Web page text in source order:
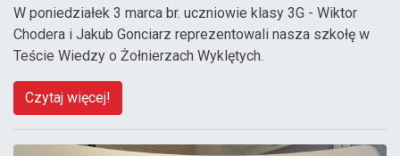
W poniedziałek 3 marca br. uczniowie klasy 3G - Wiktor
Chodera i Jakub Gonciarz reprezentowali nasza szkołę w
Teście Wiedzy o Żołnierzach Wyklętych.
Czytaj więcej!